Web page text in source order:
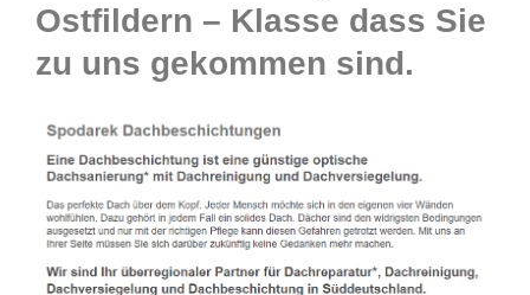
Ostfildern – Klasse dass Sie
zu uns gekommen sind.